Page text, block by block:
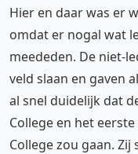
Hier en daar was er
omdat er nogal wat
meededen. De niet-
veld slaan en gaven
al snel duidelijk dat
College en het
College zou gaan.